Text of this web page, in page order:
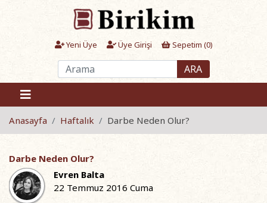
Yeni Üye Üye Girişi Sepetim (0)
ARA
Anasayfa Haftalık Darbe Neden Olur?
Darbe Neden Olur?
Evren Balta
22 Temmuz 2016 Cuma